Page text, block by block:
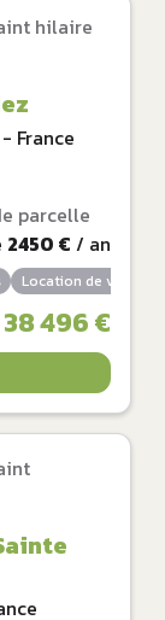
France
parcelle
2450 € / an
Location de vélos
38 496 €